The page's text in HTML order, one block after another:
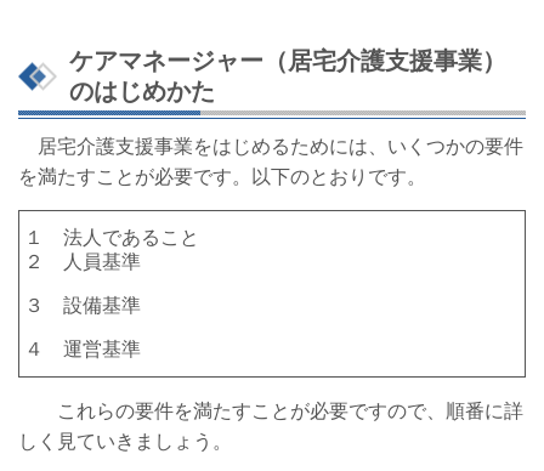
ケアマネージャー（居宅介護支援事業）
のはじめかた
居宅介護支援事業をはじめるためには、いくつかの要件
を満たすことが必要です。以下のとおりです。
１ 法人であること
２ 人員基準
３ 設備基準
４ 運営基準
これらの要件を満たすことが必要ですので、順番に詳
しく見ていきましょう。